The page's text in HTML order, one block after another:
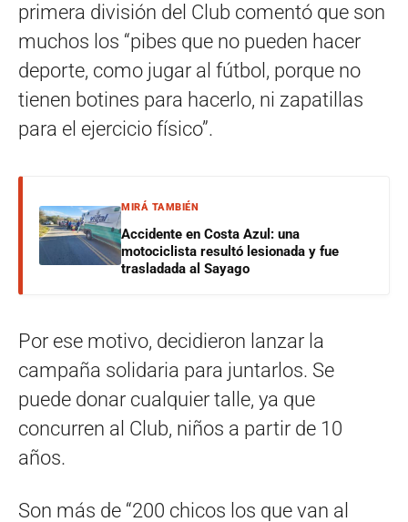
primera división del Club comentó que son
muchos los “pibes que no pueden hacer
deporte, como jugar al fútbol, porque no
tienen botines para hacerlo, ni zapatillas
para el ejercicio físico”.
MIRÁ TAMBIÉN
Accidente en Costa Azul: una
motociclista resultó lesionada y fue
trasladada al Sayago
Por ese motivo, decidieron lanzar la
campaña solidaria para juntarlos. Se
puede donar cualquier talle, ya que
concurren al Club, niños a partir de 10
años.
Son más de “200 chicos los que van al